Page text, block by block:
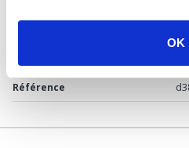
OK
Référence